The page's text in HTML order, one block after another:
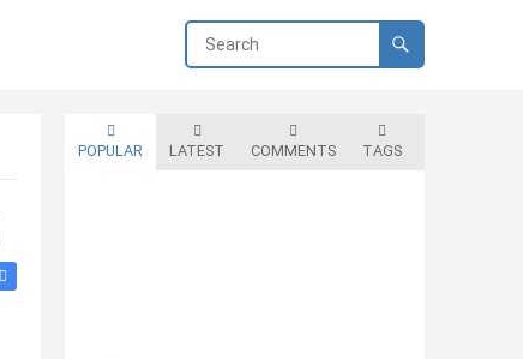
POPULAR LATEST COMMENTS TAGS